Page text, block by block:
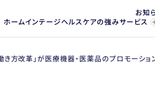
お知
ホームインテージヘルスケアの強みサービス
改革」が医療機器・医薬品のプロモーショ